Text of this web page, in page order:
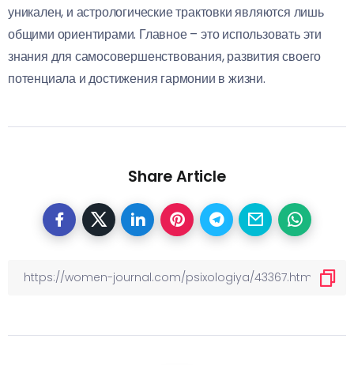
уникален, и астрологические трактовки являются лишь
общими ориентирами. Главное – это использовать эти
знания для самосовершенствования, развития своего
потенциала и достижения гармонии в жизни.
Share Article